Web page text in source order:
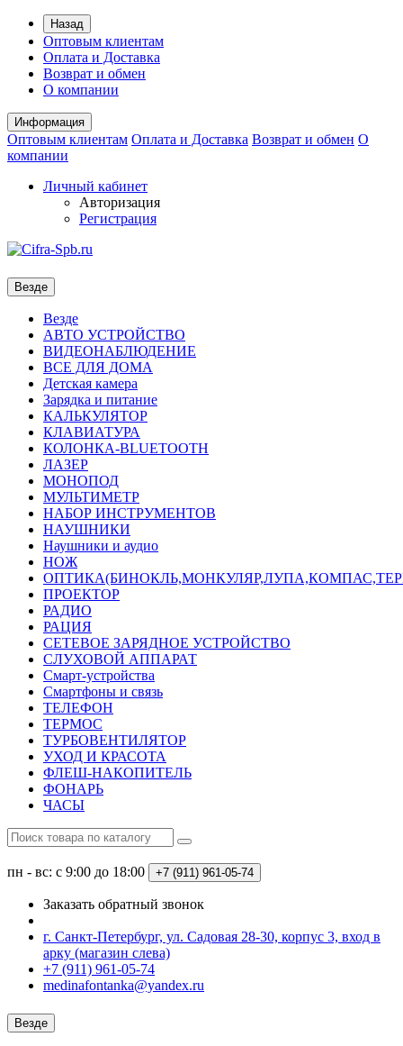
Назад
Оптовым клиентам
Оплата и Доставка
Возврат и обмен
О компании
Информация
Оптовым клиентам Оплата и Доставка Возврат и обмен О
компании
Личный кабинет
Авторизация
Регистрация
Везде
Везде
АВТО УСТРОЙСТВО
ВИДЕОНАБЛЮДЕНИЕ
ВСЕ ДЛЯ ДОМА
Детская камера
Зарядка и питание
КАЛЬКУЛЯТОР
КЛАВИАТУРА
КОЛОНКА-BLUETOOTH
ЛАЗЕР
МОНОПОД
МУЛЬТИМЕТР
НАБОР ИНСТРУМЕНТОВ
НАУШНИКИ
Наушники и аудио
НОЖ
ПРОЕКТОР
РАДИО
РАЦИЯ
СЕТЕВОЕ ЗАРЯДНОЕ УСТРОЙСТВО
СЛУХОВОЙ АППАРАТ
Смарт-устройства
Смартфоны и связь
ТЕЛЕФОН
ТЕРМОС
ТУРБОВЕНТИЛЯТОР
УХОД И КРАСОТА
ФЛЕШ-НАКОПИТЕЛЬ
ФОНАРЬ
ЧАСЫ
пн - вс: с 9:00 до 18:00 +7 (911) 961-05-74
Заказать обратный звонок
г. Санкт-Петербург, ул. Садовая 28-30, корпус 3, вход в
арку (магазин слева)
+7 (911) 961-05-74
medinafontanka@yandex.ru
Везде